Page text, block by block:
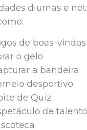
diurnas e
de boas-
o gelo
a bandeira
desportivo
de Quiz
de